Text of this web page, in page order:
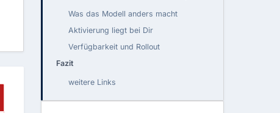
Was das Modell anders macht
Aktivierung liegt bei Dir
Verfügbarkeit und Rollout
Fazit
weitere Links